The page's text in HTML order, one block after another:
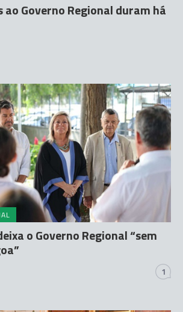
Governo Regional duram há
o Governo Regional “sem
1